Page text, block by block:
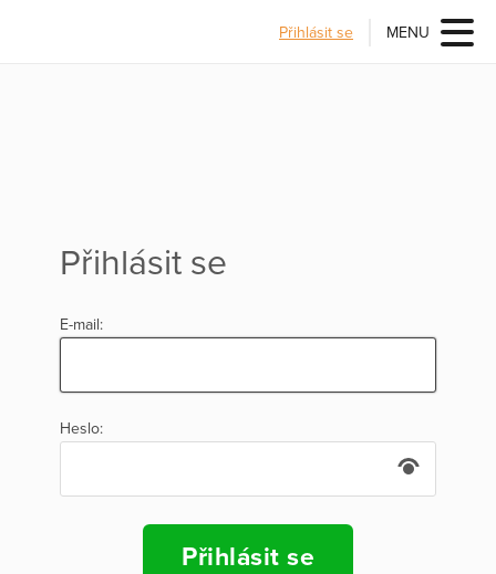
Přihlásit se MENU
Přihlásit se
E-mail:
Heslo:
Přihlásit se